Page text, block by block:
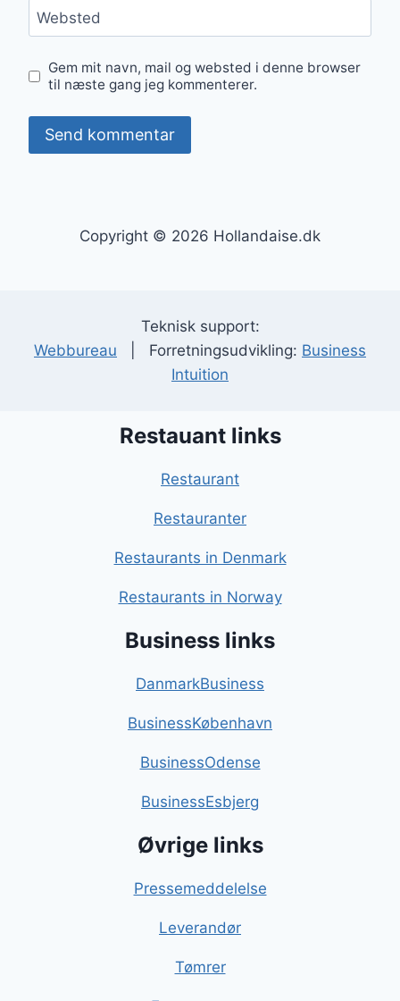
Websted
Gem mit navn, mail og websted i denne browser
til næste gang jeg kommenterer.
Copyright © 2026 Hollandaise.dk
Teknisk support:
Webbureau | Forretningsudvikling: Business
Intuition
Restauant links
Restaurant
Restauranter
Restaurants in Denmark
Restaurants in Norway
Business links
DanmarkBusiness
BusinessKøbenhavn
BusinessOdense
BusinessEsbjerg
Øvrige links
Pressemeddelelse
Leverandør
Tømrer